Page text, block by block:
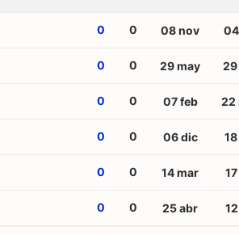
0 0 08 nov
0 0 29 may 29
0 0 07 feb 22
0 0 06 dic
0 0 14 mar
0 0 25 abr